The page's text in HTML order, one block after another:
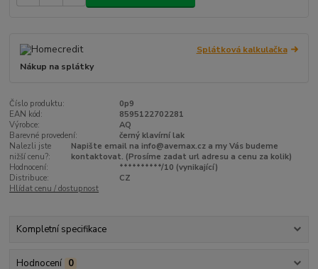
Splátková kalkulačka
Nákup na splátky
Číslo produktu:
0p9
EAN kód:
8595122702281
Výrobce:
AQ
Barevné provedení:
černý klavírní lak
Nalezli jste
nižší cenu?:
Napište email na info@avemax.cz a my Vás budeme
kontaktovat. (Prosíme zadat url adresu a cenu za kolik)
Hodnocení:
**********/10 (vynikající)
Distribuce:
CZ
Hlídat cenu / dostupnost
Kompletní specifikace
Hodnocení 0